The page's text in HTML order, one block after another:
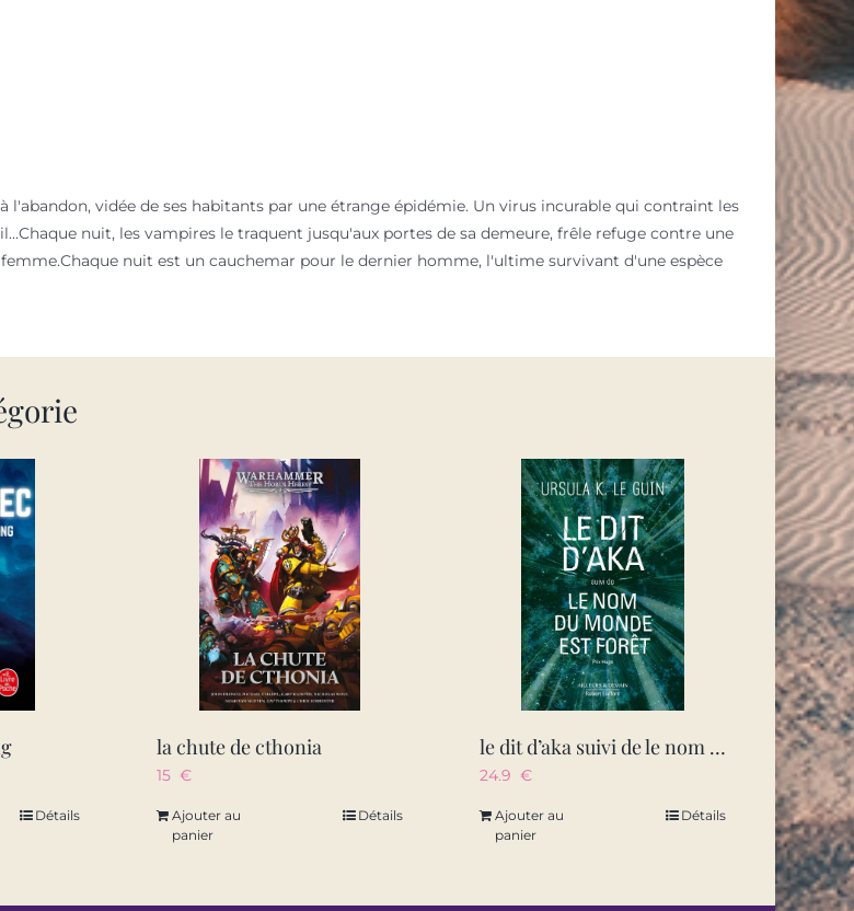
vidée de ses habitants par une étrange épidémie. Un virus incurable qui contraint les
nuit, les vampires le traquent jusqu'aux portes de sa demeure, frêle refuge contre une
nuit est un cauchemar pour le dernier homme, l'ultime survivant d'une espèce
Détails
la chute de cthonia
15 €
Ajouter au
panier
Détails
le dit d’aka suivi de le nom du monde est foret
24.9 €
Ajouter au
panier
Détails